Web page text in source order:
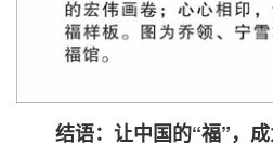
结语：让中国的“福”，成